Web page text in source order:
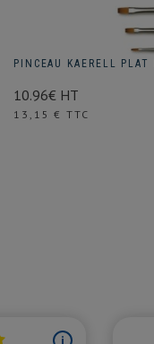
PINCEAU KAERELL
10.96€ HT
Prix
13,15 € TTC